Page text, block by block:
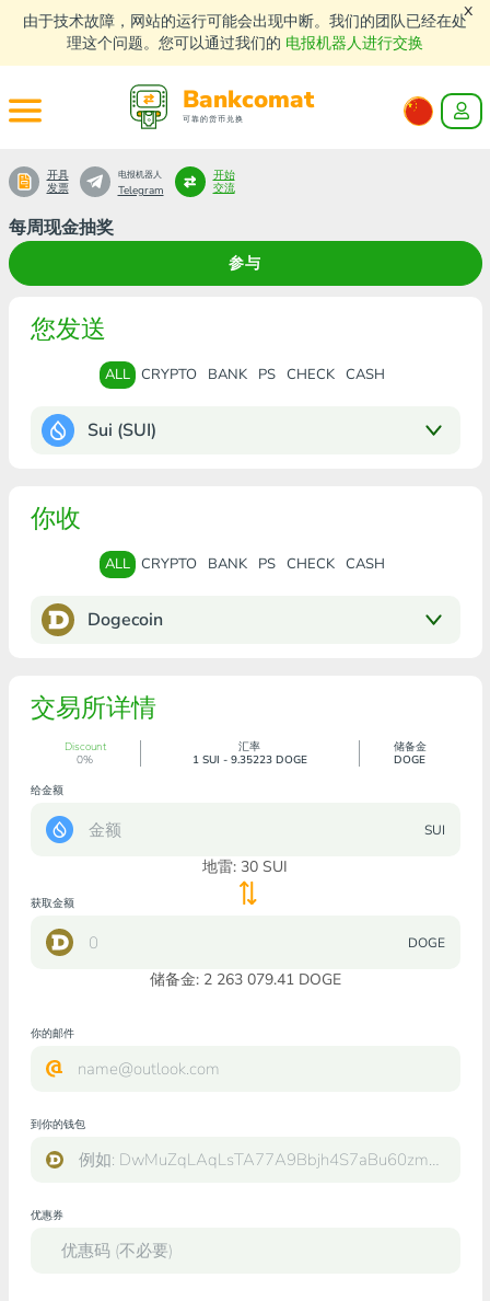
由于技术故障，网站的运行可能会出现中断。我们的团队已经在处
理这个问题。您可以通过我们的 电报机器人进行交换
x
Bankcomat
可靠的货币兑换
每周现金抽奖
参与
开具
发票
电报机器人
Telegram
开始
交流
您发送
ALL CRYPTO BANK PS CHECK CASH
Sui (SUI)
你收
ALL CRYPTO BANK PS CHECK CASH
Dogecoin
交易所详情
Discount
0%
汇率
1 SUI - 9.35223 DOGE
储备金
DOGE
给金额
SUI
地雷: 30 SUI
获取金额
DOGE
储备金: 2 263 079.41 DOGE
你的邮件
到你的钱包
优惠券